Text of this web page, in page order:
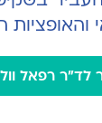
לד"ר רפאל